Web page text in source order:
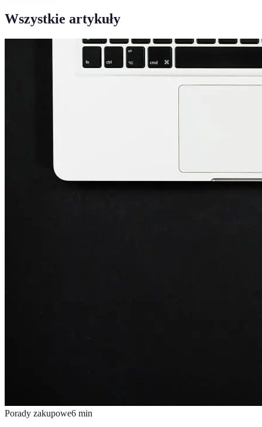
Wszystkie artykuły
Porady zakupowe6 min